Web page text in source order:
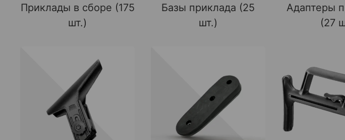
Приклады в сборе (175
шт.)
Базы приклада (25
шт.)
Адаптеры
(27